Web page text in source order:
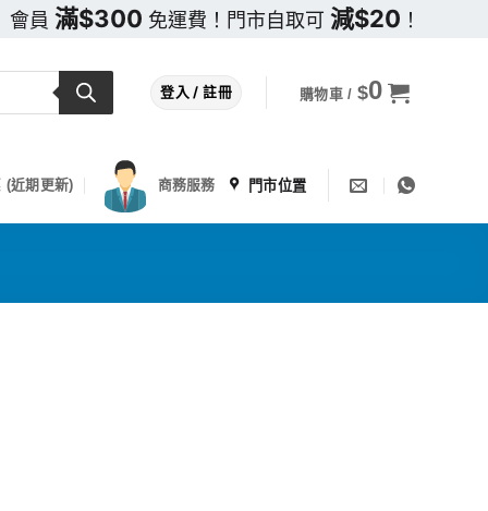
會員 滿$300 免運費！門市自取可 減$20 ！
登入 / 註冊 購物車 / $0
(近期更新) 商務服務 門市位置